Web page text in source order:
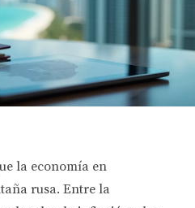
la economía en
rusa. Entre la